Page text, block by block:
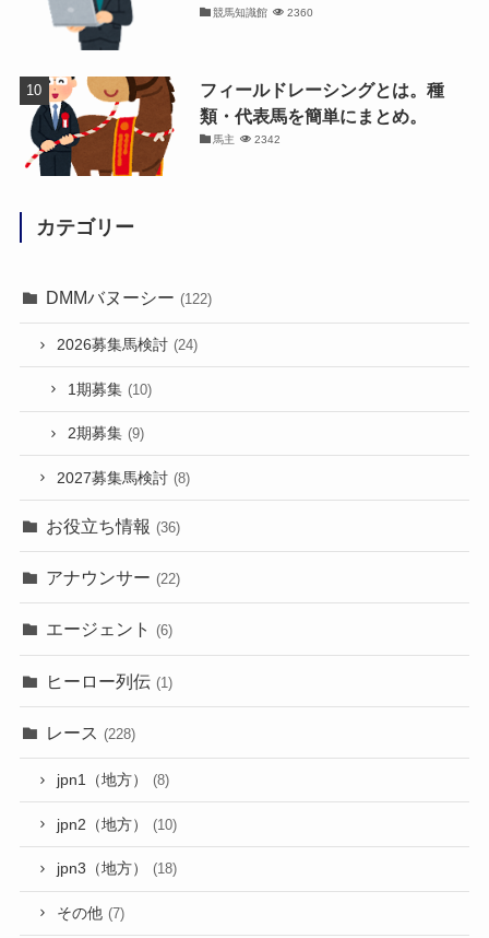
競馬知識館 2360
フィールドレーシングとは。種
類・代表馬を簡単にまとめ。
馬主 2342
カテゴリー
DMMバヌーシー (122)
2026募集馬検討 (24)
1期募集 (10)
2期募集 (9)
2027募集馬検討 (8)
お役立ち情報 (36)
アナウンサー (22)
エージェント (6)
ヒーロー列伝 (1)
レース (228)
jpn1（地方） (8)
jpn2（地方） (10)
jpn3（地方） (18)
その他 (7)